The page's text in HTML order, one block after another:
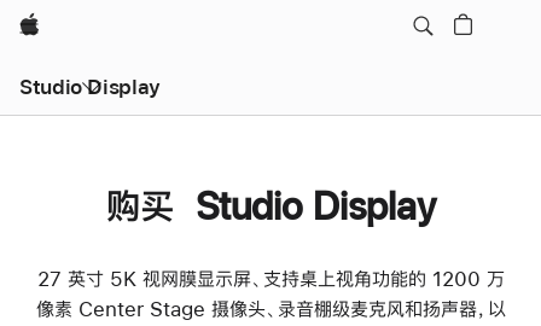
Apple
Studio Display
购买 Studio Display
27 英寸 5K 视网膜显示屏、支持桌上视角功能的 1200 万
像素 Center Stage 摄像头、录音棚级麦克风和扬声器，以